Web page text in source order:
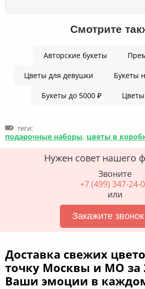
Смотрите
Авторские букеты
Цветы для девушки Букеты
Букеты до 5000 ₽ Цветы
теги:
подарочные наборы, цветы в
Нужен совет нашего
Звоните
+7 (499) 347-24-
или
Закажите звонок
Доставка свежих
точку Москвы и МО за
Ваши эмоции в